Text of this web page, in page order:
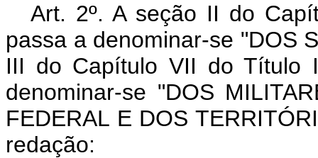
Art. 2º. A seção II do
passa a denominar-se "DOS
III do Capítulo VII do Título
denominar-se "DOS
FEDERAL E DOS
redação: